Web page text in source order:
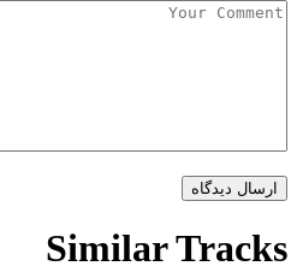
Similar Tracks